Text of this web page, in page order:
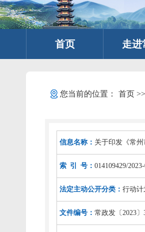
首页 走进
您当前的位置： 首页>>
信息名称： 关于印发《常
索 引 号： 014109429/
法定主动公开分类： 行动计
文件编号： 常政发〔2023〕